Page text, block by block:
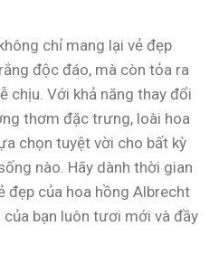
chỉ mang lại vẻ đẹp
độc đáo, mà còn tỏa ra
chịu. Với khả năng thay đổi
thơm đặc trưng, loài hoa
chọn tuyệt vời cho bất kỳ
nào. Hãy dành thời gian
đẹp của hoa hồng Albrecht
bạn luôn tươi mới và đầy